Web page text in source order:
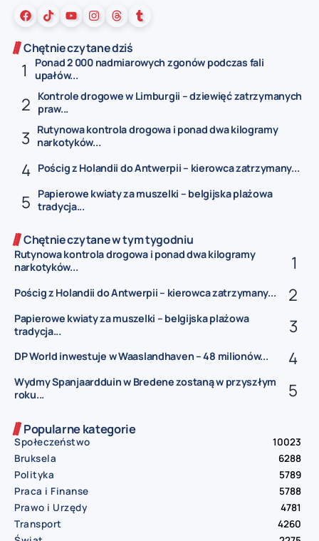
Chętnie czytane dziś
Ponad 2 000 nadmiarowych zgonów podczas fali
upałów...
Kontrole drogowe w Limburgii – dziewięć zatrzymanych
praw...
Rutynowa kontrola drogowa i ponad dwa kilogramy
narkotyków...
Pościg z Holandii do Antwerpii – kierowca zatrzymany...
Papierowe kwiaty za muszelki – belgijska plażowa
tradycja...
Chętnie czytane w tym tygodniu
Rutynowa kontrola drogowa i ponad dwa kilogramy
narkotyków...
Pościg z Holandii do Antwerpii – kierowca zatrzymany...
Papierowe kwiaty za muszelki – belgijska plażowa
tradycja...
DP World inwestuje w Waaslandhaven – 48 milionów...
Wydmy Spanjaardduin w Bredene zostaną w przyszłym
roku...
Popularne kategorie
Społeczeństwo
10023
Bruksela
6288
Polityka
5789
Praca i Finanse
5788
Prawo i Urzędy
4781
Transport
4260